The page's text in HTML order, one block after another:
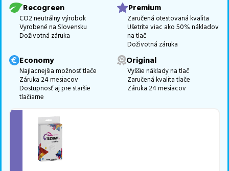
Vieme, že pri nákupe zohráva dôležitú úlohu aj dostupnosť. Preto
sa snažímepravidelne naskladňovať produkty, aby boli ihneď k
dispozícii na odoslanie.Aktuálne máme k tejto tlačiarniv
ponuke 20 ks tonerov,
20 z nich ihneď k expedícii.
Ak si pri výbere nie ste istí, ktoré riešenie je pre vaše potreby
najvhodnejšie, alebo máte akékoľvek ďalšie otázky, môžete sa na
nás kedykoľvek obrátiť e-mailom alebo telefonicky. Sme tu, aby
sme vám pomohli vybrať to najlepšie riešenie.
Recogreen
CO2 neutrálny výrobok
Vyrobené na Slovensku
Doživotná záruka
Premium
Zaručená otestovaná kvalita
Ušetríte viac ako 50% nákladov
na tlač
Doživotná záruka
Economy
Najlacnejšia možnosť tlače
Záruka 24 mesiacov
Dostupnosť aj pre staršie
tlačiarne
Original
Vyššie náklady na tlač
Zaručená kvalita tlače
Záruka 24 mesiacov